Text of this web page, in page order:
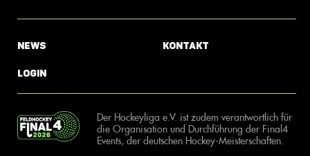
News
Login
Kontakt
Der Hockeyliga e.V. ist zudem verantwortlich für
die Organisation und Durchführung der Final4
Events, der deutschen Hockey-Meisterschaften.